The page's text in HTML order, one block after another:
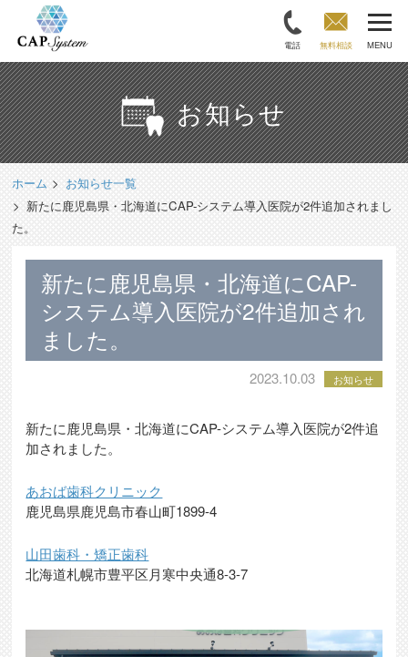
電話 無料相談 MENU
お知らせ
ホーム
お知らせ一覧
新たに鹿児島県・北海道にCAP-システム導入医院が2件追加されまし
た。
新たに鹿児島県・北海道にCAP-
システム導入医院が2件追加され
ました。
2023.10.03 お知らせ
新たに鹿児島県・北海道にCAP-システム導入医院が2件追
加されました。
あおば歯科クリニック
鹿児島県鹿児島市春山町1899-4
山田歯科・矯正歯科
北海道札幌市豊平区月寒中央通8-3-7